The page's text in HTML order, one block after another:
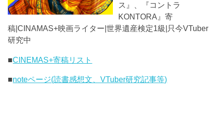
ス』、『コントラ
KONTORA』寄
稿|CINAMAS+映画ライター|世界遺産検定1級|只今VTuber
研究中
■CINEMAS+寄稿リスト
■noteページ(読書感想文、VTuber研究記事等)